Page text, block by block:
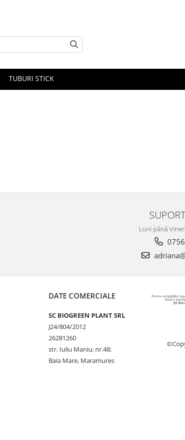
TUBURI STICK
Luni până
DATE COMERCIALE
SC BIOGREEN PLANT SRL
J24/804/2012
26281260
str. Iuliu Maniu; nr.48;
Baia Mare, Maramures